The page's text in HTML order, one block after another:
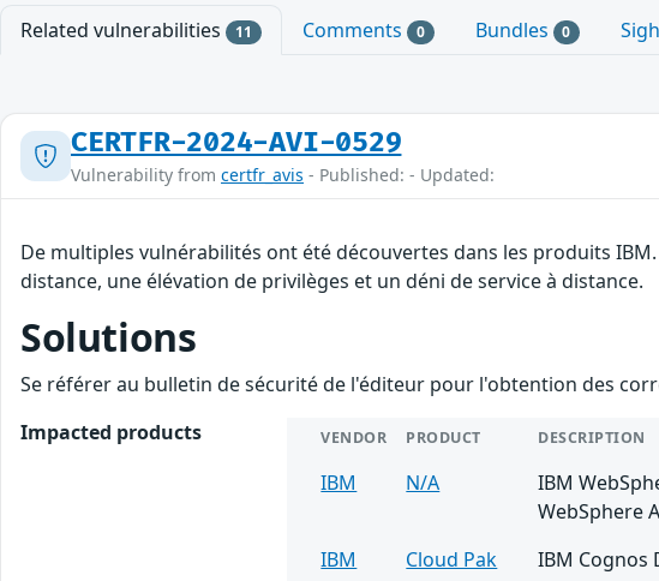
Related vulnerabilities 11 Comments 0 Bundles 0
CERTFR-2024-AVI-0529
Vulnerability from certfr_avis - Published: - Updated:
De multiples vulnérabilités ont été découvertes dans les produits
distance, une élévation de privilèges et un déni de service à distance.
Solutions
Se référer au bulletin de sécurité de l'éditeur pour l'obtention des
Impacted products
VENDOR PRODUCT DESCRIPTION
IBM N/A
IBM
WebSphere
IBM
Cloud Pak
IBM Cognos